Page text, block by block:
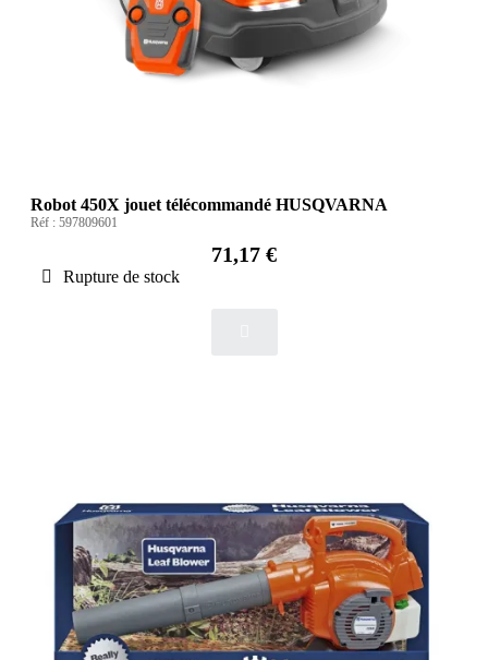
Robot 450X jouet télécommandé HUSQVARNA
Réf : 597809601
71,17 €
Rupture de stock